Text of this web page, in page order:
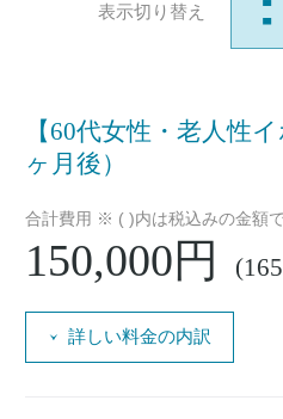
表示切り替え
【60代女性・老人性
ヶ月後）
合計費用 ※ ( )内は税込みの金額
150,000円
詳しい料金の内訳